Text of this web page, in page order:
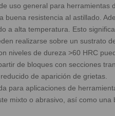
uso general para herramientas
buena resistencia al astillado.
a alta temperatura. Esto
realizarse sobre un sustrato
niveles de dureza >60 HRC
de bloques con secciones
de aparición de grietas.
para aplicaciones de
mixto o abrasivo, así como una